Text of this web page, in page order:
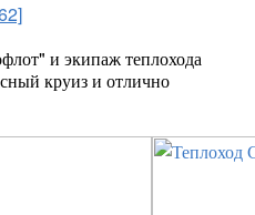
и экипаж теплохода
круиз и отлично